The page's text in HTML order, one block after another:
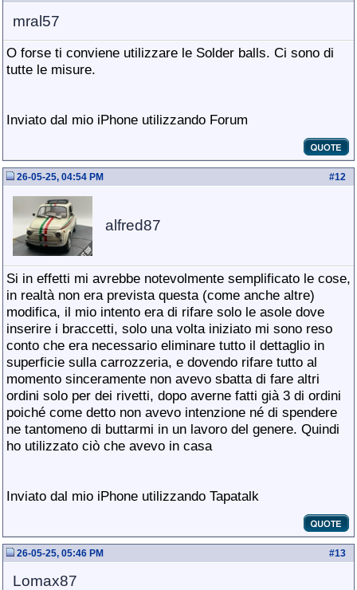
mral57
O forse ti conviene utilizzare le Solder balls. Ci sono di
tutte le misure.
Inviato dal mio iPhone utilizzando Forum
#12
26-05-25, 04:54 PM
alfred87
Si in effetti mi avrebbe notevolmente semplificato le cose,
in realtà non era prevista questa (come anche altre)
modifica, il mio intento era di rifare solo le asole dove
inserire i braccetti, solo una volta iniziato mi sono reso
conto che era necessario eliminare tutto il dettaglio in
superficie sulla carrozzeria, e dovendo rifare tutto al
momento sinceramente non avevo sbatta di fare altri
ordini solo per dei rivetti, dopo averne fatti già 3 di ordini
poiché come detto non avevo intenzione né di spendere
ne tantomeno di buttarmi in un lavoro del genere. Quindi
ho utilizzato ciò che avevo in casa
Inviato dal mio iPhone utilizzando Tapatalk
#13
26-05-25, 05:46 PM
Lomax87